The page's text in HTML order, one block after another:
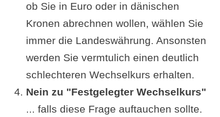
ob Sie in Euro oder in dänischen
Kronen abrechnen wollen, wählen Sie
immer die Landeswährung. Ansonsten
werden Sie vermtulich einen deutlich
schlechteren Wechselkurs erhalten.
Nein zu "Festgelegter Wechselkurs"
... falls diese Frage auftauchen sollte.